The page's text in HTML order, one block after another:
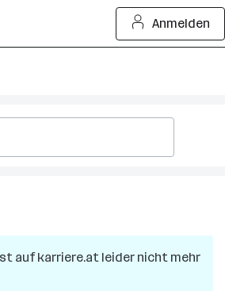
Anmelden
auf karriere.at leider nicht mehr